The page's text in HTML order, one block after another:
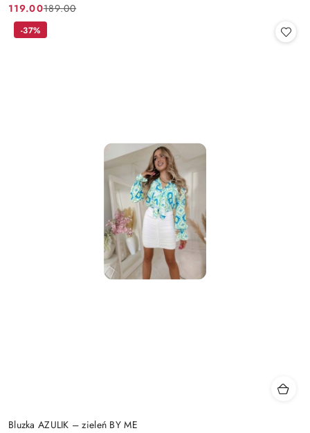
Cena
promocyjna:
119.00
Cena
przed
189.00
Bluzka AZULIK – zieleń BY ME
-37%